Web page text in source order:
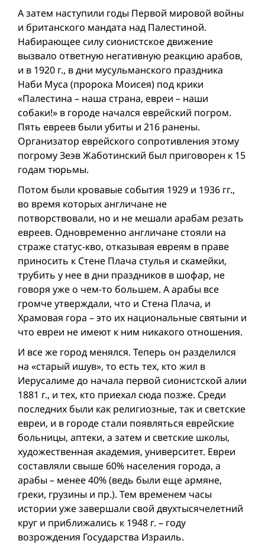
А затем наступили годы Первой мировой вой­ны
и британского мандата над Палестиной.
Набирающее силу сионистское движение
вызвало ответную негативную реакцию арабов,
и в 1920 г., в дни мусульманского праздника
Наби Муса (пророка Моисея) под крики
«Палестина – наша страна, евреи – наши
собаки!» в городе начался еврейский погром.
Пять евреев были убиты и 216 ранены.
Организатор еврейского сопротивления этому
погрому Зеэв Жаботинский был приговорен к 15
годам тюрьмы.
Потом были кровавые события 1929 и 1936 гг.,
во время которых англичане не
потворствовали, но и не мешали арабам резать
евреев. Одновременно англичане стояли на
страже статус-кво, отказывая евреям в праве
приносить к Стене Плача стулья и скамейки,
трубить у нее в дни праздников в шофар, не
говоря уже о чем-то большем. А арабы все
громче утверждали, что и Стена Плача, и
Храмовая гора – это их национальные святыни и
что евреи не имеют к ним никакого отношения.
И все же город менялся. Теперь он разделился
на «старый ишув», то есть тех, кто жил в
Иерусалиме до начала первой сионистской алии
1881 г., и тех, кто приехал сюда позже. Среди
последних были как религиозные, так и светские
евреи, и в городе стали появляться еврейские
больницы, аптеки, а затем и светские школы,
художественная академия, университет. Евреи
составляли свыше 60% населения города, а
арабы – менее 40% (ведь были еще армяне,
греки, грузины и пр.). Тем временем часы
истории уже завершали свой двухтысячелетний
круг и приближались к 1948 г. – году
возрождения Государства Израиль.